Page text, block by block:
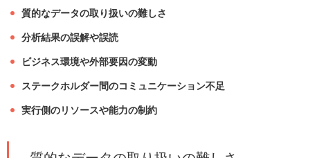
質的なデータの取り扱いの難しさ
分析結果の誤解や誤読
ビジネス環境や外部要因の変動
ステークホルダー間のコミュニケーション不足
実行側のリソースや能力の制約